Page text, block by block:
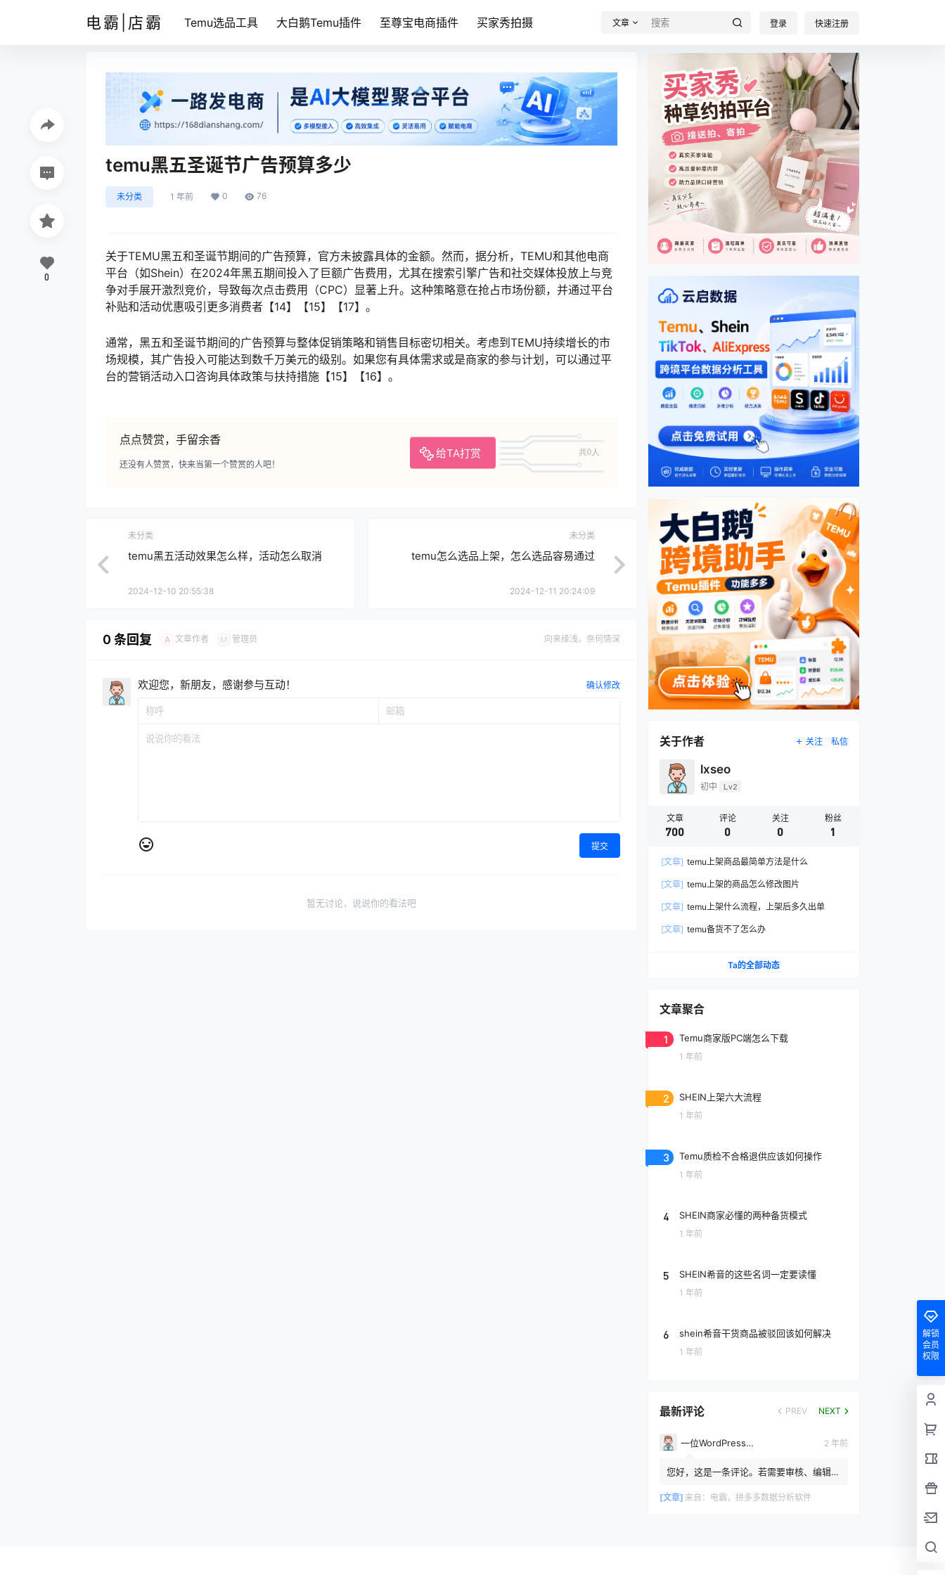
电霸|店霸 Temu选品工具 大白鹅Temu插件 至尊宝电商插件 买家秀拍摄 文章 登录 快速注册
temu黑五圣诞节广告预算多少
未分类 1 年前 0 76
关于TEMU黑五和圣诞节期间的广告预算，官方未披露具体的金额。然而，据分析，TEMU和其他电商
平台（如Shein）在2024年黑五期间投入了巨额广告费用，尤其在搜索引擎广告和社交媒体投放上与竞
争对手展开激烈竞价，导致每次点击费用（CPC）显著上升。这种策略意在抢占市场份额，并通过平台
补贴和活动优惠吸引更多消费者【14】【15】【17】。
通常，黑五和圣诞节期间的广告预算与整体促销策略和销售目标密切相关。考虑到TEMU持续增长的市
场规模，其广告投入可能达到数千万美元的级别。如果您有具体需求或是商家的参与计划，可以通过平
台的营销活动入口咨询具体政策与扶持措施【15】【16】。
点点赞赏，手留余香
给TA打赏 共0人
还没有人赞赏，快来当第一个赞赏的人吧！
0
未分类
temu黑五活动效果怎么样，活动怎么取消
2024-12-10 20:55:38
未分类
temu怎么选品上架，怎么选品容易通过
2024-12-11 20:24:09
0 条回复 A 文章作者 M 管理员 向来缘浅，奈何情深
欢迎您，新朋友，感谢参与互动！ 确认修改
提交
暂无讨论，说说你的看法吧
关于作者 关注 私信
lxseo
初中 Lv2
文章
700
评论
0
关注
0
粉丝
1
[文章] temu上架商品最简单方法是什么
[文章] temu上架的商品怎么修改图片
[文章] temu上架什么流程，上架后多久出单
[文章] temu备货不了怎么办
Ta的全部动态
文章聚合
1 Temu商家版PC端怎么下载
1 年前
2 SHEIN上架六大流程
1 年前
3 Temu质检不合格退供应该如何操作
1 年前
4 SHEIN商家必懂的两种备货模式
1 年前
5 SHEIN希音的这些名词一定要读懂
1 年前
6 shein希音干货商品被驳回该如何解决
1 年前
最新评论 PREV NEXT
一位WordPress评论者 2 年前
您好，这是一条评论。若需要审核、编辑或
者头像来自 Gravatar。
[文章] 来自： 电霸，拼多多数据分析软件
解锁
会员
权限